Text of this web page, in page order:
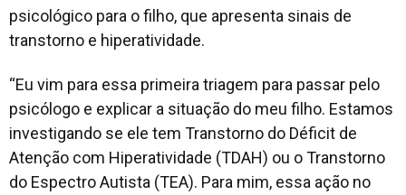
psicológico para o filho, que apresenta sinais de
transtorno e hiperatividade.
“Eu vim para essa primeira triagem para passar pelo
psicólogo e explicar a situação do meu filho. Estamos
investigando se ele tem Transtorno do Déficit de
Atenção com Hiperatividade (TDAH) ou o Transtorno
do Espectro Autista (TEA). Para mim, essa ação no